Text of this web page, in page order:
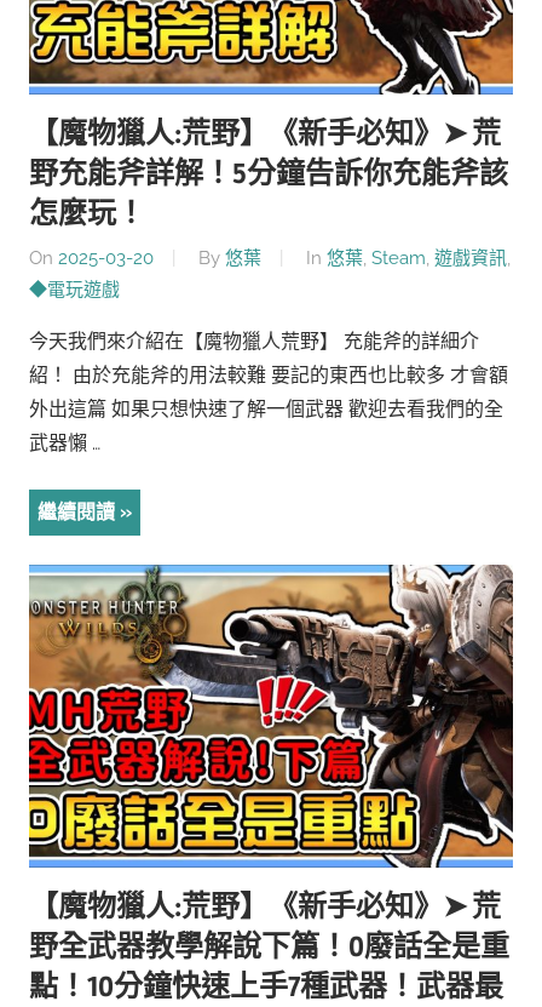
【魔物獵人:荒野】《新手必知》➤ 荒
野充能斧詳解！5分鐘告訴你充能斧該
怎麼玩！
On 2025-03-20 By 悠葉 In 悠葉, Steam, 遊戲資訊,
◆電玩遊戲
今天我們來介紹在【魔物獵人荒野】 充能斧的詳細介
紹！ 由於充能斧的用法較難 要記的東西也比較多 才會額
外出這篇 如果只想快速了解一個武器 歡迎去看我們的全
武器懶 …
繼續閱讀
【魔物獵人:荒野】《新手必知》➤ 荒
野全武器教學解說下篇！0廢話全是重
點！10分鐘快速上手7種武器！武器最